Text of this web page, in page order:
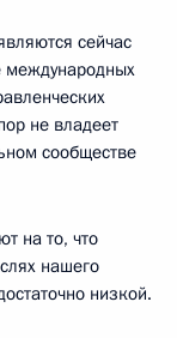
сейчас
международных
не владеет
сообществе
на то, что
нашего
низкой.